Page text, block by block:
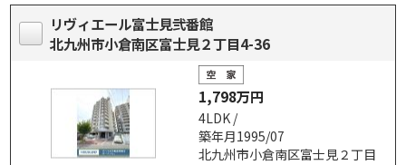
リヴィエール富士見弐番館
北九州市小倉南区富士見２丁目4-36
1,798万円
4LDK /
築年月1995/07
北九州市小倉南区富士見２丁目